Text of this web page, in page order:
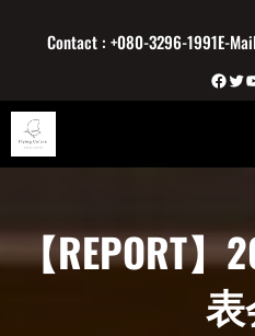
ス
ッ
Contact : +080-3296-1991E-
【REPORT